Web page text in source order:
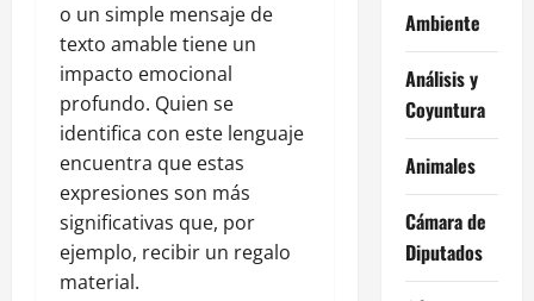
o un simple mensaje de
texto amable tiene un
impacto emocional
profundo. Quien se
identifica con este lenguaje
encuentra que estas
expresiones son más
significativas que, por
ejemplo, recibir un regalo
material.
Ambiente
Análisis y
Coyuntura
Animales
Cámara de
Diputados